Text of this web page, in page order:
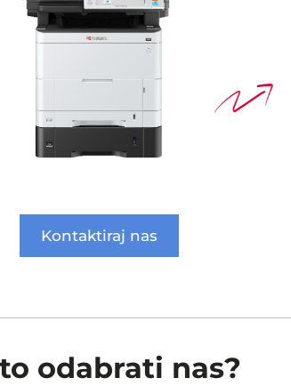
Kontaktiraj nas
odabrati nas?